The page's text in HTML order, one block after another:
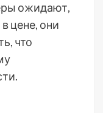
ожидают,
цене, они
что